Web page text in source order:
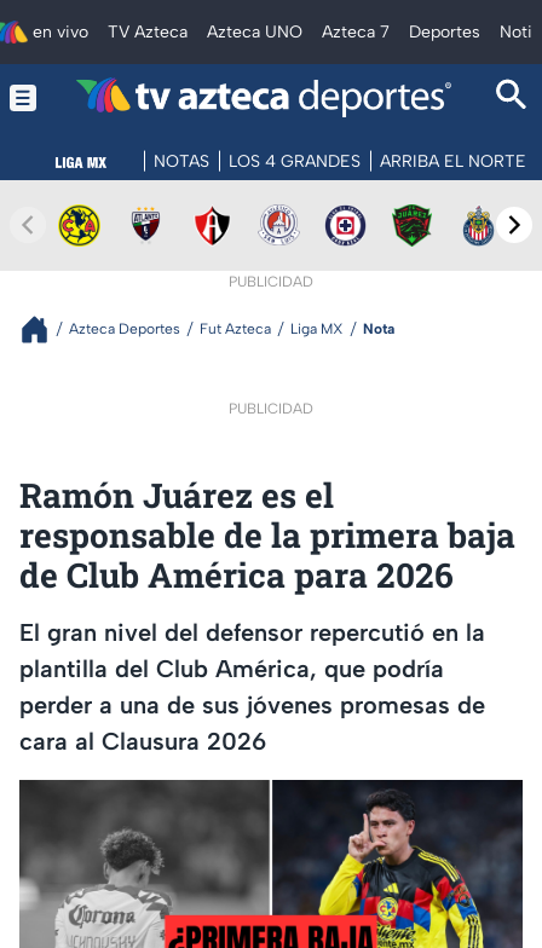
en vivo TV Azteca Azteca UNO Azteca 7 Deportes
NOTAS LOS 4 GRANDES ARRIBA EL NORTE
PUBLICIDAD
Azteca Deportes Fut Azteca Liga MX Nota
PUBLICIDAD
Ramón Juárez es el
responsable de la primera baja
de Club América para 2026
El gran nivel del defensor repercutió en la
plantilla del Club América, que podría
perder a una de sus jóvenes promesas de
cara al Clausura 2026